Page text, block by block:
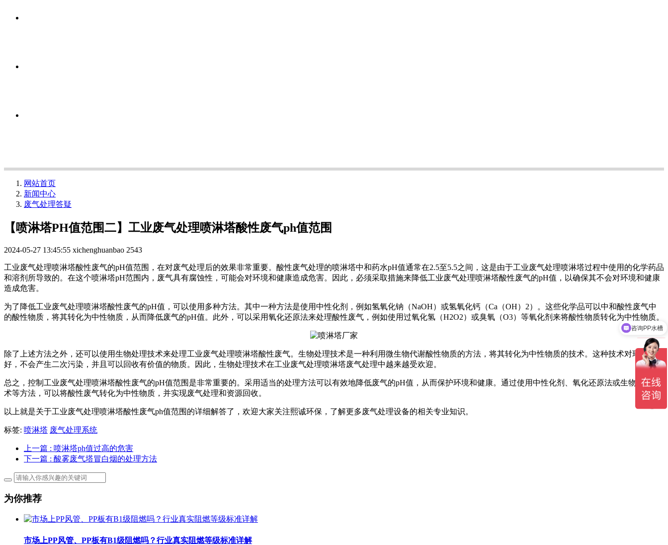
网站首页
新闻中心
废气处理答疑
【喷淋塔PH值范围二】工业废气处理喷淋塔酸性废气ph值范围
2024-05-27 13:45:55 xichenghuanbao 2543
工业废气处理喷淋塔酸性废气的pH值范围，在对废气处理后的效果非常重要。酸性废气处理的喷淋塔中和药水pH值通常在2.5至5.5之间，这是由于工业废气处理喷淋塔过程中使用的化学药品
和溶剂所导致的。在这个喷淋塔pH范围内，废气具有腐蚀性，可能会对环境和健康造成危害。因此，必须采取措施来降低工业废气处理喷淋塔酸性废气的pH值，以确保其不会对环境和健康
造成危害。
为了降低工业废气处理喷淋塔酸性废气的pH值，可以使用多种方法。其中一种方法是使用中性化剂，例如氢氧化钠（NaOH）或氢氧化钙（Ca（OH）2）。这些化学品可以中和酸性废气中
的酸性物质，将其转化为中性物质，从而降低废气的pH值。此外，可以采用氧化还原法来处理酸性废气，例如使用过氧化氢（H2O2）或臭氧（O3）等氧化剂来将酸性物质转化为中性物质。
除了上述方法之外，还可以使用生物处理技术来处理工业废气处理喷淋塔酸性废气。生物处理技术是一种利用微生物代谢酸性物质的方法，将其转化为中性物质的技术。这种技术对环境友
好，不会产生二次污染，并且可以回收有价值的物质。因此，生物处理技术在工业废气处理喷淋塔废气处理中越来越受欢迎。
总之，控制工业废气处理喷淋塔酸性废气的pH值范围是非常重要的。采用适当的处理方法可以有效地降低废气的pH值，从而保护环境和健康。通过使用中性化剂、氧化还原法或生物处理技
术等方法，可以将酸性废气转化为中性物质，并实现废气处理和资源回收。
以上就是关于工业废气处理喷淋塔酸性废气ph值范围的详细解答了，欢迎大家关注熙诚环保，了解更多废气处理设备的相关专业知识。
标签: 喷淋塔 废气处理系统
上一篇 : 喷淋塔ph值过高的危害
下一篇 : 酸雾废气塔冒白烟的处理方法
为你推荐
市场上PP风管、PP板有B1级阻燃吗？行业真实阻燃等级标准详解
咨询PP水槽
咨询废气塔